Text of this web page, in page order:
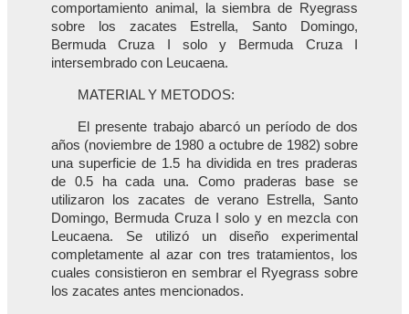
comportamiento animal, la siembra de Ryegrass
sobre los zacates Estrella, Santo Domingo,
Bermuda Cruza I solo y Bermuda Cruza I
intersembrado con Leucaena.
MATERIAL Y METODOS:
El presente trabajo abarcó un período de dos
años (noviembre de 1980 a octubre de 1982) sobre
una superficie de 1.5 ha dividida en tres praderas
de 0.5 ha cada una. Como praderas base se
utilizaron los zacates de verano Estrella, Santo
Domingo, Bermuda Cruza I solo y en mezcla con
Leucaena. Se utilizó un diseño experimental
completamente al azar con tres tratamientos, los
cuales consistieron en sembrar el Ryegrass sobre
los zacates antes mencionados.